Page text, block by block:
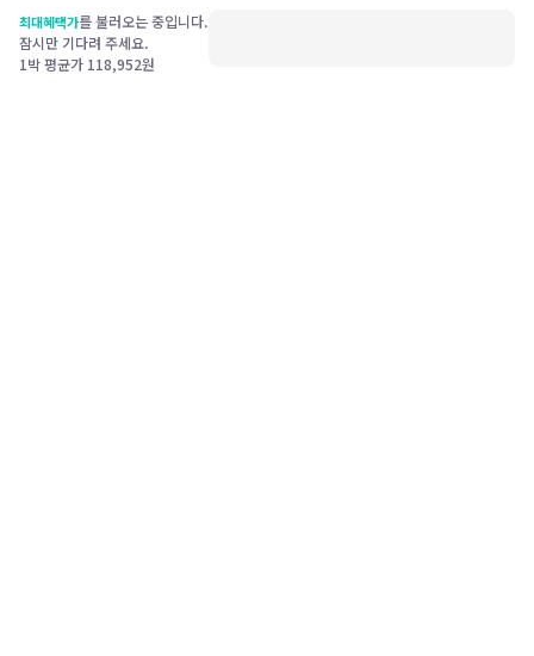
최대혜택가를 불러오는 중입니다.
잠시만 기다려 주세요.
1박 평균가 118,952원